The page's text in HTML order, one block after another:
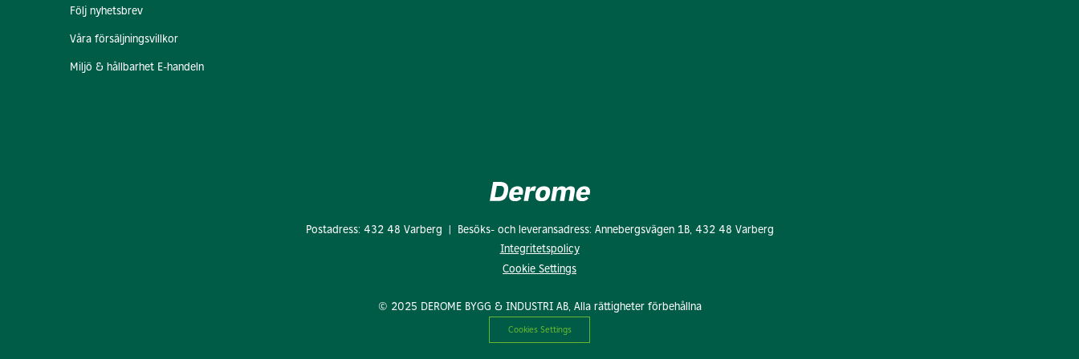
Följ nyhetsbrev
Våra försäljningsvillkor
Miljö & hållbarhet E-handeln
Postadress: 432 48 Varberg | Besöks- och leveransadress: Annebergsvägen 1B, 432 48 Varberg
Integritetspolicy
Cookie Settings
© 2025 DEROME BYGG & INDUSTRI AB, Alla rättigheter förbehållna
Cookies Settings